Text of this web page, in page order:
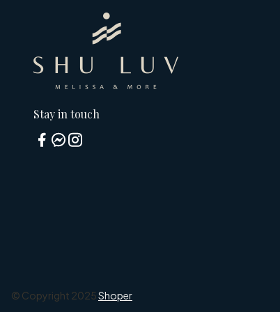
Stay in touch
© Copyright 2025Shoper